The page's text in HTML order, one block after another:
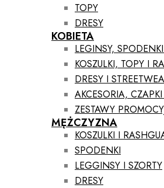
TOPY
DRESY
KOBIETA
LEGINSY,
KOSZULKI, TOPY I
DRESY I
AKCESORIA,
ZESTAWY
MĘŻCZYZNA
KOSZULKI I
SPODENKI
LEGGINSY I SZORTY
DRESY